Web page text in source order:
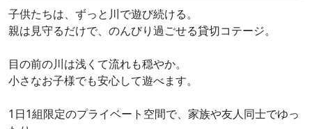
子供たちは、ずっと川で遊び続ける。
親は見守るだけで、のんびり過ごせる貸切コテージ。
目の前の川は浅くて流れも穏やか。
小さなお子様でも安心して遊べます。
1日1組限定のプライベート空間で、家族や友人同士でゆっ